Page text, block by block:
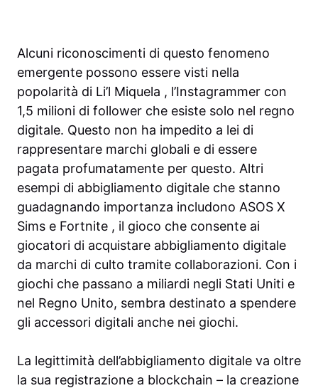
Alcuni riconoscimenti di questo fenomeno
emergente possono essere visti nella
popolarità di Li’l Miquela , l’Instagrammer con
1,5 milioni di follower che esiste solo nel regno
digitale. Questo non ha impedito a lei di
rappresentare marchi globali e di essere
pagata profumatamente per questo. Altri
esempi di abbigliamento digitale che stanno
guadagnando importanza includono ASOS X
Sims e Fortnite , il gioco che consente ai
giocatori di acquistare abbigliamento digitale
da marchi di culto tramite collaborazioni. Con i
giochi che passano a miliardi negli Stati Uniti e
nel Regno Unito, sembra destinato a spendere
gli accessori digitali anche nei giochi.
La legittimità dell’abbigliamento digitale va oltre
la sua registrazione a blockchain – la creazione